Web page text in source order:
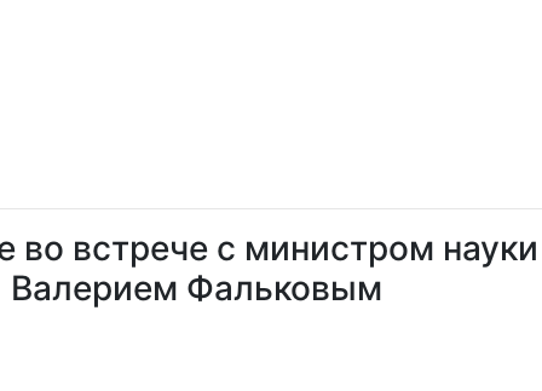
во встрече с министром науки
Валерием Фальковым